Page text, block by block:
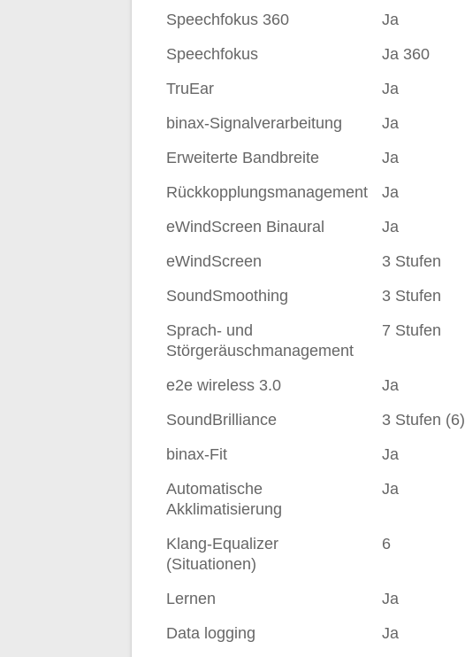
Speechfokus 360
Ja
Speechfokus
Ja 360
TruEar
Ja
binax-Signalverarbeitung
Ja
Erweiterte Bandbreite
Ja
Rückkopplungsmanagement
Ja
eWindScreen Binaural
Ja
eWindScreen
3 Stufen
SoundSmoothing
3 Stufen
Sprach- und
Störgeräuschmanagement
7 Stufen
e2e wireless 3.0 Ja
SoundBrilliance
3 Stufen (6)
binax-Fit
Ja
Automatische
Akklimatisierung
Ja
Klang-Equalizer
(Situationen)
6
Lernen Ja
Data logging
Ja